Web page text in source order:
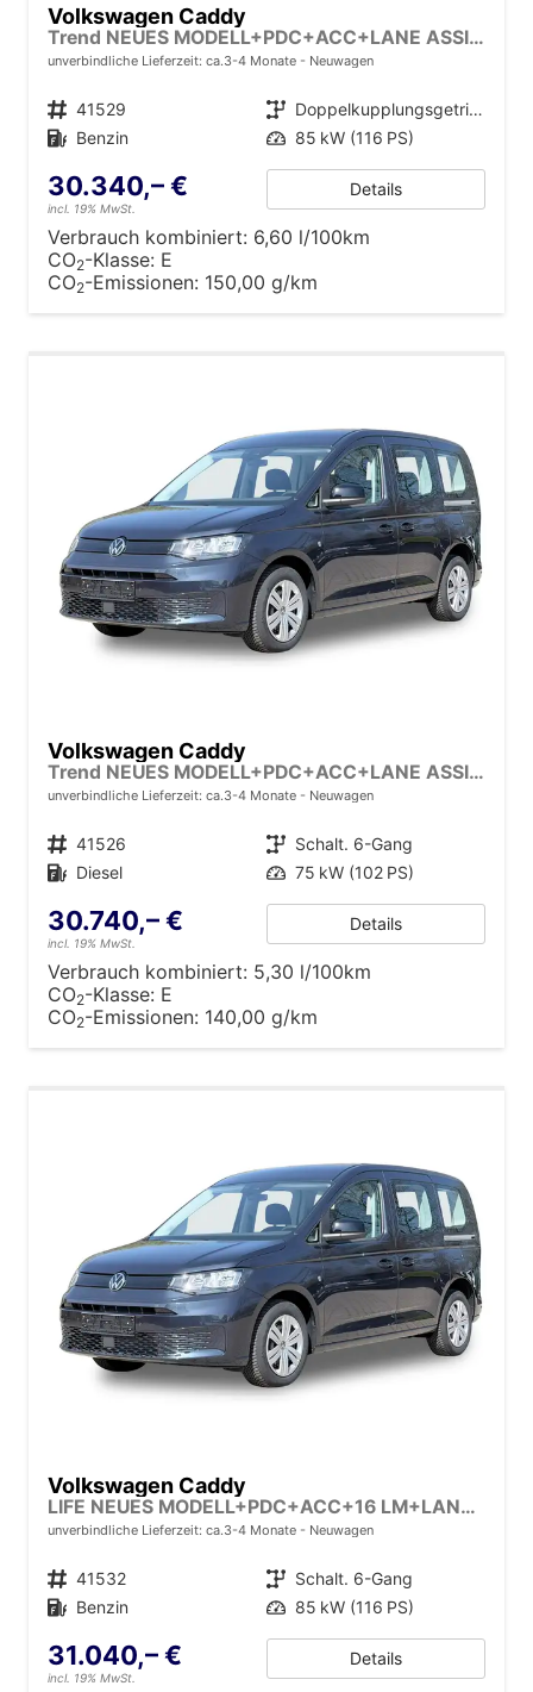
Volkswagen Caddy
Trend NEUES MODELL+PDC+ACC+LANE ASSIST
unverbindliche Lieferzeit: ca.3-4 Monate Neuwagen
Fahrzeugnr. 41529 Getriebe
Doppelkupplungsgetriebe (DSG)
Kraftstoff Benzin Leistung 85 kW (116 PS)
30.340,– €
incl. 19% MwSt.
Details
Verbrauch kombiniert: 6,60 l/100km
CO2-Klasse: E
CO2-Emissionen: 150,00 g/km
Volkswagen Caddy
Trend NEUES MODELL+PDC+ACC+LANE ASSIST
unverbindliche Lieferzeit: ca.3-4 Monate Neuwagen
Fahrzeugnr. 41526 Getriebe Schalt. 6-Gang
Kraftstoff Diesel Leistung 75 kW (102 PS)
30.740,– €
incl. 19% MwSt.
Details
Verbrauch kombiniert: 5,30 l/100km
CO2-Klasse: E
CO2-Emissionen: 140,00 g/km
Volkswagen Caddy
LIFE NEUES MODELL+PDC+ACC+16 LM+LANE ASSIST
unverbindliche Lieferzeit: ca.3-4 Monate Neuwagen
Fahrzeugnr. 41532 Getriebe Schalt. 6-Gang
Kraftstoff Benzin Leistung 85 kW (116 PS)
31.040,– €
incl. 19% MwSt.
Details